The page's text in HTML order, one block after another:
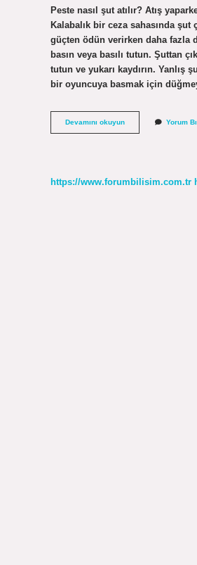
Peste nasıl şut atılır? Atış
Kalabalık bir ceza sahasında
güçten ödün verirken daha fazla
basın veya basılı tutun. Şuttan
tutun ve yukarı kaydırın. Yanlış
bir oyuncuya basmak için
Devamını okuyunPeste
Şut
Yorum
https://www.forumbilisim.com.tr